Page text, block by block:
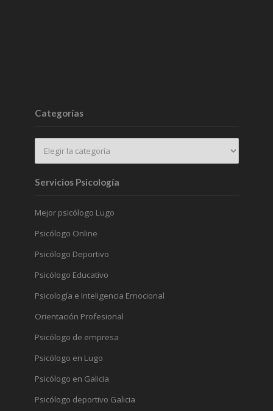
Categorías
Servicios Psicología
Mejor psicólogo Lugo
Psicólogo Online
Psicólogo Deportivo
Psicólogo Educativo
Psicología e Inteligencia Emocional
Orientación Profesional
Psicólogo de empresa
Psicólogo en Lugo
Psicólogo en Galicia
Psicólogo deportivo Galicia